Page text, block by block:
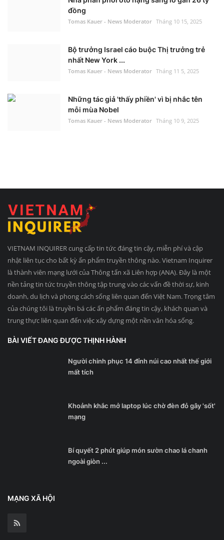
đồng
Tomas Kauer - News Moderator Tháng 10 15, 2025
Bộ trưởng Israel cáo buộc Thị trưởng trẻ
nhất New York ...
Tomas Kauer - News Moderator Tháng 11 5, 2025
Những tác giả 'thấy phiền' vì bị nhắc tên
mỗi mùa Nobel
Tomas Kauer - News Moderator Tháng 10 9, 2025
VIETNAM INQUIRER cung cấp tin tức đáng tin cậy, miễn phí và cập
nhật liên tục cho bất kỳ ấn phẩm truyền thông nào. Vietnam Inquirer
là thành viên mạng lưới của Thông tấn xã Liên hợp (ANA). Đây là một
nền tảng tin tức truyền thông tập trung vào các vấn đề thời sự, kinh
doanh, du lịch và phong cách sống liên quan đến Việt Nam. Trọng tâm
của chúng tôi là truyền bá các ấn phẩm đáng tin cậy, khách quan và
trung thực liên quan đến việc xây dựng một nền văn hóa sống.
BÀI VIẾT ĐANG ĐƯỢC THỊNH HÀNH
Người chinh phục 14 đỉnh núi cao nhất thế giới
mất tích
Khoảnh khắc mở laptop lúc chờ đèn đỏ gây 'sốt'
mạng
Bí quyết 2 phút giúp món sườn chao lá chanh
ngoài giòn ...
MẠNG XÃ HỘI